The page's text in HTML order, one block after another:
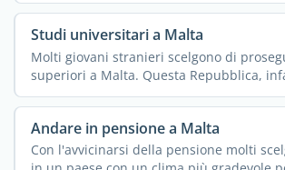
Studi universitari a Malta
Molti giovani stranieri scelgono di
superiori a Malta. Questa Repubblica,
Andare in pensione a Malta
Con l'avvicinarsi della pensione molti